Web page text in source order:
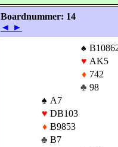
Boardnummer: 14
◄ ►
♠
♥ AK5
♦ 742
♣ 98
♠ A7
♥ DB103
♦ B9853
♣ B7